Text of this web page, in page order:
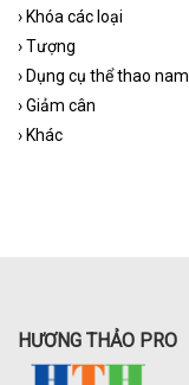
› Khóa các loại
›Tượng
› Dụng cụ thể thao nam
›Giảm cân
› Khác
HƯƠNG THẢO PRO